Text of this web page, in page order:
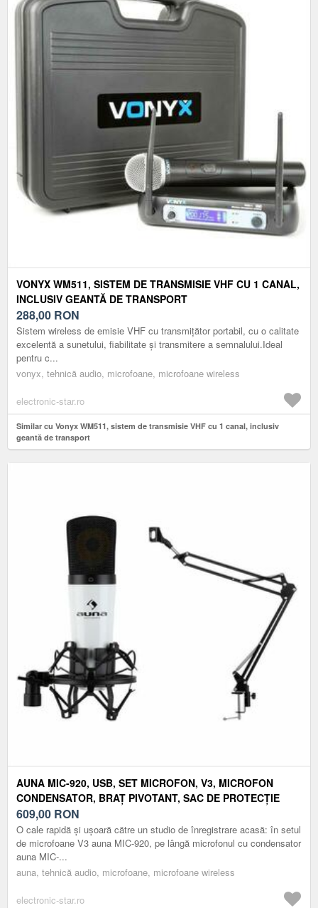
VONYX WM511, SISTEM DE TRANSMISIE VHF CU 1 CANAL,
INCLUSIV GEANTĂ DE TRANSPORT
288,00 RON
Sistem wireless de emisie VHF cu transmițător portabil, cu o calitate
excelentă a sunetului, fiabilitate și transmitere a semnalului.Ideal
pentru c...
vonyx, tehnică audio, microfoane, microfoane wireless
electronic-star.ro
Similar cu Vonyx WM511, sistem de transmisie VHF cu 1 canal, inclusiv
geantă de transport
AUNA MIC-920, USB, SET MICROFON, V3, MICROFON
CONDENSATOR, BRAȚ PIVOTANT, SAC DE PROTECȚIE
609,00 RON
O cale rapidă și ușoară către un studio de înregistrare acasă: în setul
de microfoane V3 auna MIC-920, pe lângă microfonul cu condensator
auna MIC-...
auna, tehnică audio, microfoane, microfoane wireless
electronic-star.ro